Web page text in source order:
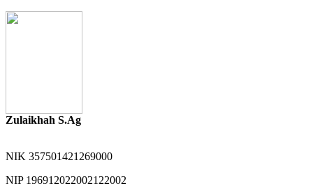
Zulaikhah S.Ag
NIK 357501421269000
NIP 196912022002122002